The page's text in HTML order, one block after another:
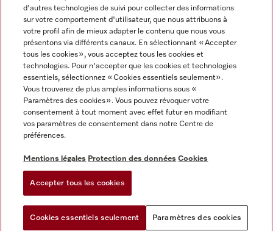
Mentions légales
CGV
Protection des données
Paramètres des cookies
Miele sur Youtube
d'autres technologies de suivi pour collecter des informations
sur votre comportement d'utilisateur, que nous attribuons à
votre profil afin de mieux adapter le contenu que nous vous
présentons via différents canaux. En sélectionnant « Accepter
tous les cookies », vous acceptez tous les cookies et
technologies. Pour n'accepter que les cookies et technologies
essentiels, sélectionnez « Cookies essentiels seulement».
Vous trouverez de plus amples informations sous «
Paramètres des cookies ». Vous pouvez révoquer votre
consentement à tout moment avec effet futur en modifiant
vos paramètres de consentement dans notre Centre de
préférences.
Mentions légales Protection des données Cookies
Accepter tous les cookies
Cookies essentiels seulement Paramètres des cookies